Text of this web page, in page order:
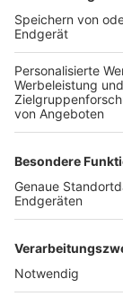
TOP-
TOP-